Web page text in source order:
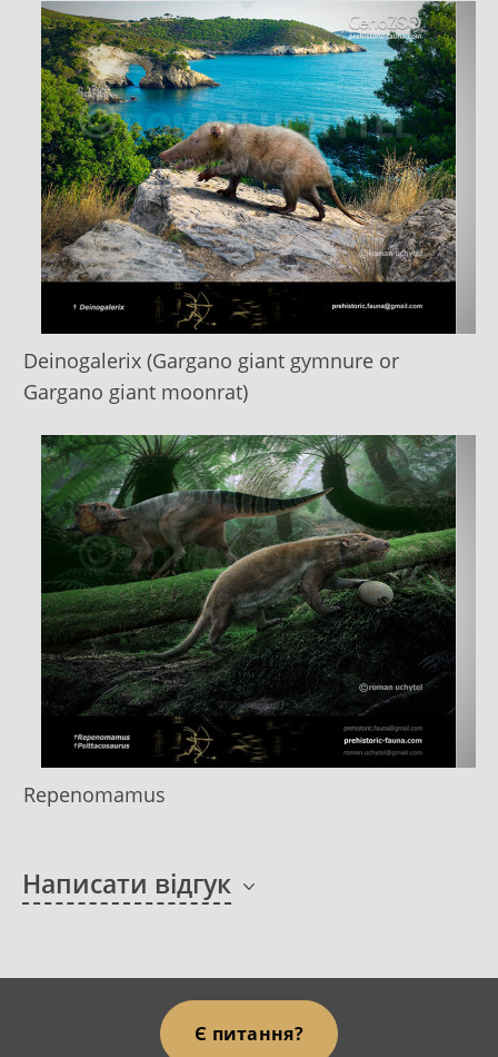
Deinogalerix (Gargano giant gymnure or
Gargano giant moonrat)
Repenomamus
Написати відгук
Є питання?